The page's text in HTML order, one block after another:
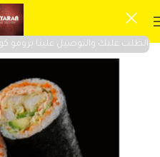
الطلب عليك والتوصيل علينا برومو